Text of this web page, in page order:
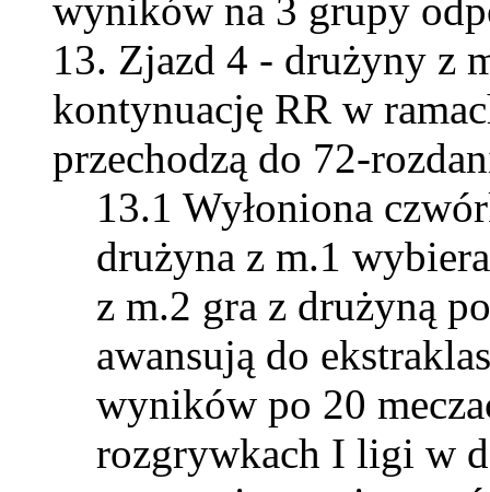
wyników na 3 grupy
Zjazd 4 - drużyny z
kontynuację RR w
przechodzą do 72-
Wyłoniona
drużyna z m.1
z m.2 gra z drużyną
awansują do
wyników po 20
rozgrywkach I ligi w